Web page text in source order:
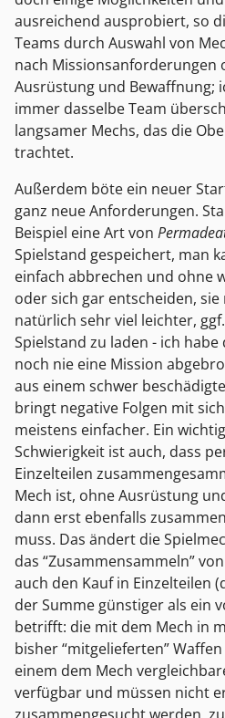
ausreichend ausprobiert, so
Teams durch Auswahl von
nach Missionsanforderungen
Ausrüstung und Bewaffnung;
immer dasselbe Team
langsamer Mechs, das die
trachtet.
Außerdem böte ein neuer
ganz neue Anforderungen.
Beispiel eine Art von
Spielstand gespeichert, man
einfach abbrechen und ohne
oder sich gar entscheiden,
natürlich sehr viel leichter,
Spielstand zu laden - ich
noch nie eine Mission
aus einem schwer
bringt negative Folgen mit
meistens einfacher. Ein
Schwierigkeit ist auch, dass
Einzelteilen
Mech ist, ohne Ausrüstung
dann erst ebenfalls
muss. Das ändert die
das “Zusammensammeln”
auch den Kauf in Einzelteilen
der Summe günstiger als ein
betrifft: die mit dem Mech in
bisher “mitgelieferten”
einem dem Mech
verfügbar und müssen nicht